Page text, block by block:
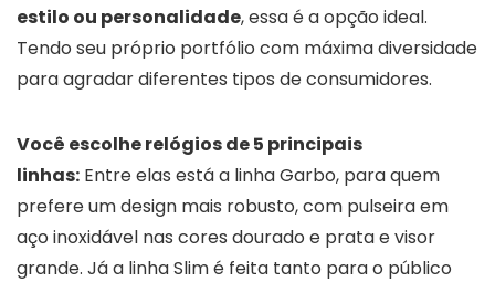
estilo ou personalidade, essa é a opção ideal.
Tendo seu próprio portfólio com máxima diversidade
para agradar diferentes tipos de consumidores.
Você escolhe relógios de 5 principais
linhas: Entre elas está a linha Garbo, para quem
prefere um design mais robusto, com pulseira em
aço inoxidável nas cores dourado e prata e visor
grande. Já a linha Slim é feita tanto para o público